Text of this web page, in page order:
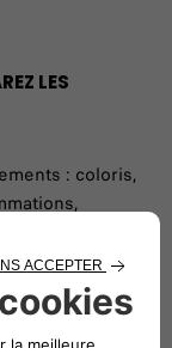
LES
: coloris,